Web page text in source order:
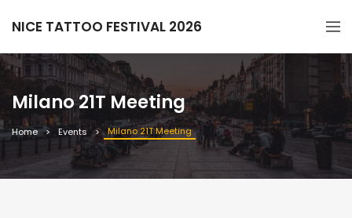
NICE TATTOO FESTIVAL 2026
Milano 21T Meeting
Home Events Milano 21T Meeting